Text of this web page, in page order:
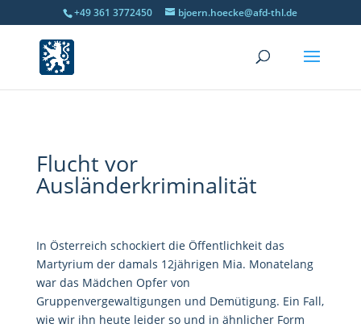
+49 361 3772450 bjoern.hoecke@afd-thl.de
Flucht vor
Ausländerkriminalität
In Österreich schockiert die Öffentlichkeit das
Martyrium der damals 12jährigen Mia. Monatelang
war das Mädchen Opfer von
Gruppenvergewaltigungen und Demütigung. Ein Fall,
wie wir ihn heute leider so und in ähnlicher Form